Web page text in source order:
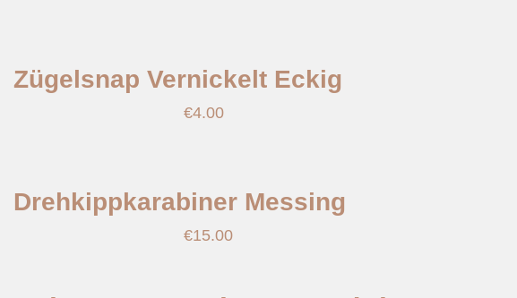
Zügelsnap Vernickelt Eckig
€4.00
Drehkippkarabiner Messing
€15.00